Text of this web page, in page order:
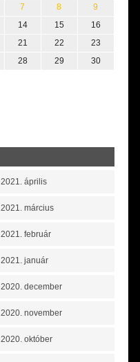
7 8
9
14 15
16
21 22
23
28 29
30
2021. április
2021. március
2021. február
2021. január
2020. december
2020. november
2020. október